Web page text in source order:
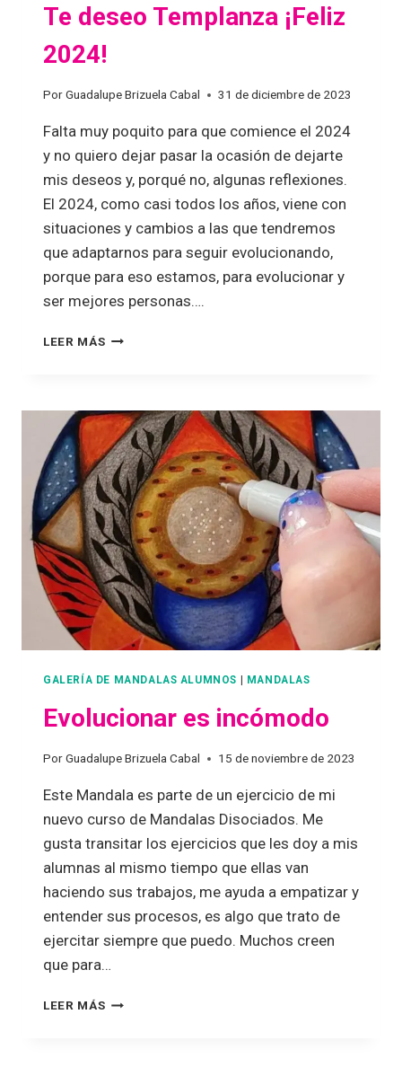
Te deseo Templanza ¡Feliz
2024!
PorGuadalupe Brizuela Cabal 31 de diciembre de 2023
Falta muy poquito para que comience el 2024
y no quiero dejar pasar la ocasión de dejarte
mis deseos y, porqué no, algunas reflexiones.
El 2024, como casi todos los años, viene con
situaciones y cambios a las que tendremos
que adaptarnos para seguir evolucionando,
porque para eso estamos, para evolucionar y
ser mejores personas….
LEER MÁS
GALERÍA DE MANDALAS ALUMNOS MANDALAS
Evolucionar es incómodo
PorGuadalupe Brizuela Cabal 15 de noviembre de 2023
Este Mandala es parte de un ejercicio de mi
nuevo curso de Mandalas Disociados. Me
gusta transitar los ejercicios que les doy a mis
alumnas al mismo tiempo que ellas van
haciendo sus trabajos, me ayuda a empatizar y
entender sus procesos, es algo que trato de
ejercitar siempre que puedo. Muchos creen
que para…
LEER MÁS